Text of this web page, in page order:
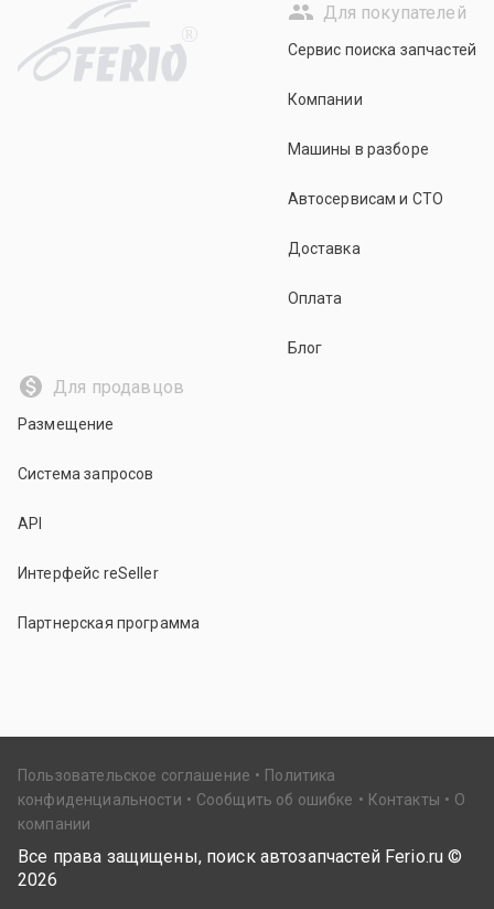
R
Для покупателей
Сервис поиска запчастей
Компании
Машины в разборе
Автосервисам и СТО
Доставка
Оплата
Блог
Для продавцов
Размещение
Система запросов
API
Интерфейс reSeller
Партнерская программа
Пользовательское соглашение
Политика
конфиденциальности
Сообщить об ошибке Контакты
О
компании
Все права защищены, поиск автозапчастей Ferio.ru ©
2026